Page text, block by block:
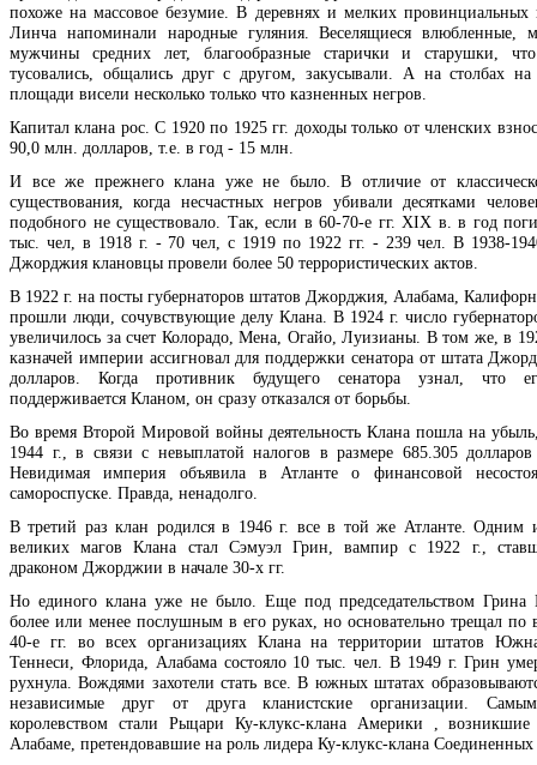
похоже на массовое безумие. В деревнях и мелких провинциальных
Линча напоминали народные гуляния. Веселящиеся влюбленные,
мужчины средних лет, благообразные старички и старушки, что
тусовались, общались друг с другом, закусывали. А на столбах на
площади висели несколько только что казненных негров.
Капитал клана рос. С 1920 по 1925 гг. доходы только от членских
90,0 млн. долларов, т.е. в год - 15 млн.
И все же прежнего клана уже не было. В отличие от
существования, когда несчастных негров убивали десятками
подобного не существовало. Так, если в 60-70-е гг. XIX в. в год
тыс. чел, в 1918 г. - 70 чел, с 1919 по 1922 гг. - 239 чел. В 1938-
Джорджия клановцы провели более 50 террористических актов.
В 1922 г. на посты губернаторов штатов Джорджия, Алабама,
прошли люди, сочувствующие делу Клана. В 1924 г. число
увеличилось за счет Колорадо, Мена, Огайо, Луизианы. В том же, в
казначей империи ассигновал для поддержки сенатора от штата
долларов. Когда противник будущего сенатора узнал, что
поддерживается Кланом, он сразу отказался от борьбы.
Во время Второй Мировой войны деятельность Клана пошла на
1944 г., в связи с невыплатой налогов в размере 685.305
Невидимая империя объявила в Атланте о финансовой
самороспуске. Правда, ненадолго.
В третий раз клан родился в 1946 г. все в той же Атланте. Одним
великих магов Клана стал Сэмуэл Грин, вампир с 1922 г.,
драконом Джорджии в начале 30-х гг.
Но единого клана уже не было. Еще под председательством Грина
более или менее послушным в его руках, но основательно трещал
40-е гг. во всех организациях Клана на территории штатов
Теннеси, Флорида, Алабама состояло 10 тыс. чел. В 1949 г. Грин
рухнула. Вождями захотели стать все. В южных штатах
независимые друг от друга кланистские организации.
королевством стали Рыцари Ку-клукс-клана Америки ,
Алабаме, претендовавшие на роль лидера Ку-клукс-клана